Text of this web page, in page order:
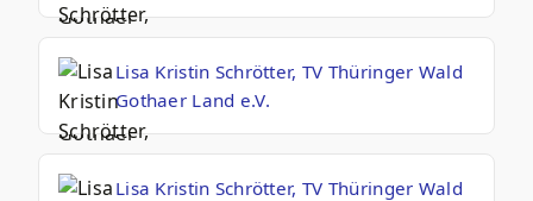
Lisa Kristin Schrötter, TV Thüringer Wald
Gothaer Land e.V.
Lisa Kristin Schrötter, TV Thüringer Wald